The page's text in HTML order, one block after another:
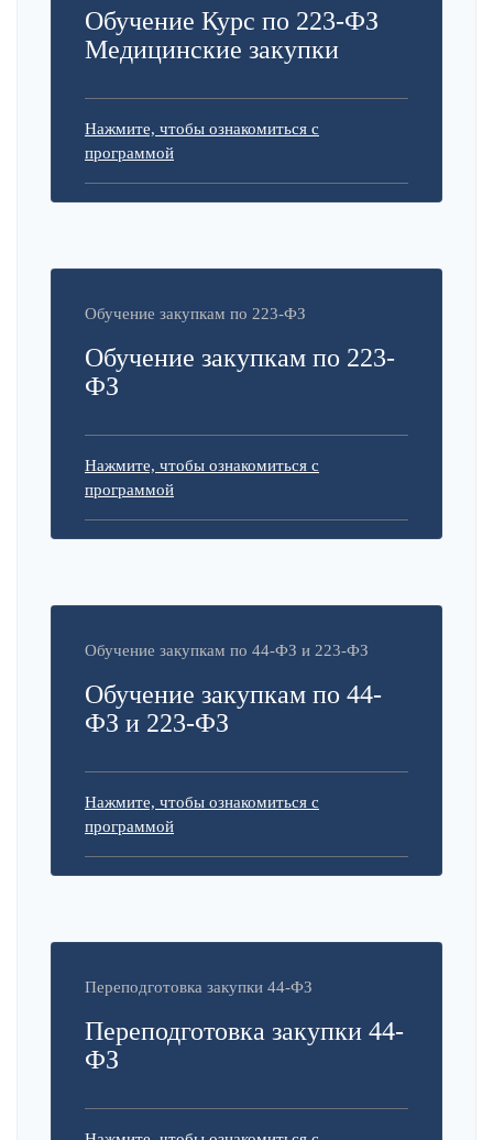
Обучение Курс по 223-ФЗ
Медицинские закупки
Нажмите, чтобы ознакомиться с
программой
Обучение закупкам по 223-ФЗ
Обучение закупкам по 223-
ФЗ
Нажмите, чтобы ознакомиться с
программой
Обучение закупкам по 44-ФЗ и 223-ФЗ
Обучение закупкам по 44-
ФЗ и 223-ФЗ
Нажмите, чтобы ознакомиться с
программой
Переподготовка закупки 44-ФЗ
Переподготовка закупки 44-
ФЗ